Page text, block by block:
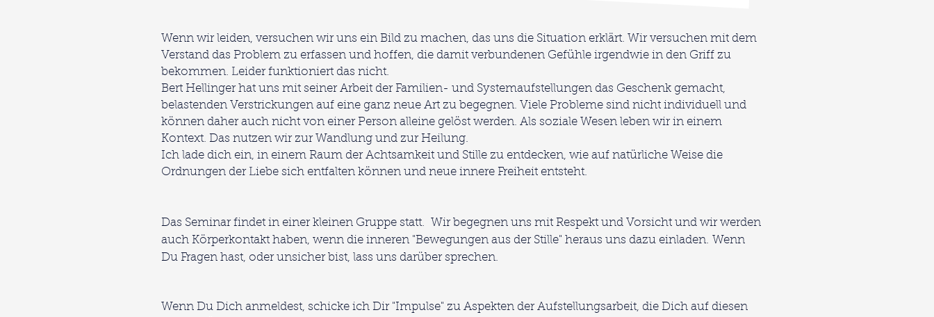
Wenn wir leiden, versuchen wir uns ein Bild zu machen, das uns die Situation erklärt. Wir versuchen mit dem
Verstand das Problem zu erfassen und hoffen, die damit verbundenen Gefühle irgendwie in den Griff zu
bekommen. Leider funktioniert das nicht.
Bert Hellinger hat uns mit seiner Arbeit der Familien- und Systemaufstellungen das Geschenk gemacht,
belastenden Verstrickungen auf eine ganz neue Art zu begegnen. Viele Probleme sind nicht individuell und
können daher auch nicht von einer Person alleine gelöst werden. Als soziale Wesen leben wir in einem
Kontext. Das nutzen wir zur Wandlung und zur Heilung.
Ich lade dich ein, in einem Raum der Achtsamkeit und Stille zu entdecken, wie auf natürliche Weise die
Ordnungen der Liebe sich entfalten können und neue innere Freiheit entsteht.
Das Seminar findet in einer kleinen Gruppe statt. Wir begegnen uns mit Respekt und Vorsicht und wir werden
auch Körperkontakt haben, wenn die inneren "Bewegungen aus der Stille" heraus uns dazu einladen. Wenn
Du Fragen hast, oder unsicher bist, lass uns darüber sprechen.
Wenn Du Dich anmeldest, schicke ich Dir "Impulse" zu Aspekten der Aufstellungsarbeit, die Dich auf diesen